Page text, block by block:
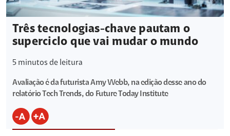
Três tecnologias-chave pautam o
superciclo que vai mudar o mundo
5 minutos de leitura
Avaliação é da futurista Amy Webb, na edição desse ano do
relatório Tech Trends, do Future Today Institute